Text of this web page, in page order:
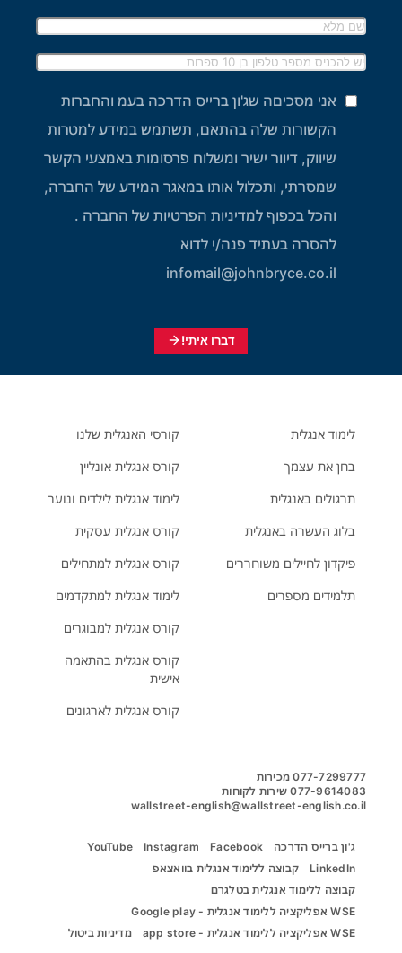
אני מסכיםה שג'ון ברייס הדרכה בעמ והחברות
הקשורות שלה בהתאם, תשתמש במידע למטרות
שיווק, דיוור ישיר ומשלוח פרסומות באמצעי הקשר
שמסרתי, ותכלול אותו במאגר המידע של החברה,
והכל בכפוף למדיניות הפרטיות של החברה .
להסרה בעתיד פנה/י לדוא
infomail@johnbryce.co.il
דברו איתי!
לימוד אנגלית
בחן את עצמך
תרגולים באנגלית
בלוג העשרה באנגלית
פיקדון לחיילים משוחררים
תלמידים מספרים
קורסי האנגלית שלנו
קורס אנגלית אונליין
לימוד אנגלית לילדים ונוער
קורס אנגלית עסקית
קורס אנגלית למתחילים
לימוד אנגלית למתקדמים
קורס אנגלית למבוגרים
קורס אנגלית בהתאמה
אישית
קורס אנגלית לארגונים
077-9614083 שירות לקוחות
wallstreet-english@wallstreet-english.co.il
ג'ון ברייס הדרכה Facebook
Instagram
YouTube
LinkedIn
קבוצה ללימוד אנגלית בוואצאפ
קבוצה ללימוד אנגלית בטלגרם
WSE אפליקציה ללימוד אנגלית - Google play
WSE אפליקציה ללימוד אנגלית - app store
מדיניות ביטול